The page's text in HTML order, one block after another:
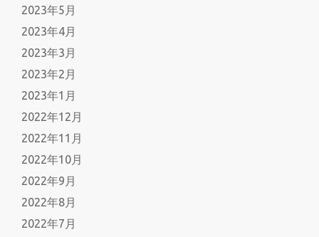
2023年5月
2023年4月
2023年3月
2023年2月
2023年1月
2022年12月
2022年11月
2022年10月
2022年9月
2022年8月
2022年7月